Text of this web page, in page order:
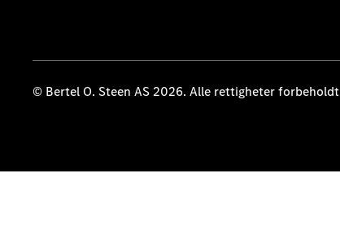
© Bertel O. Steen AS 2026. Alle rettigheter forbeholdt